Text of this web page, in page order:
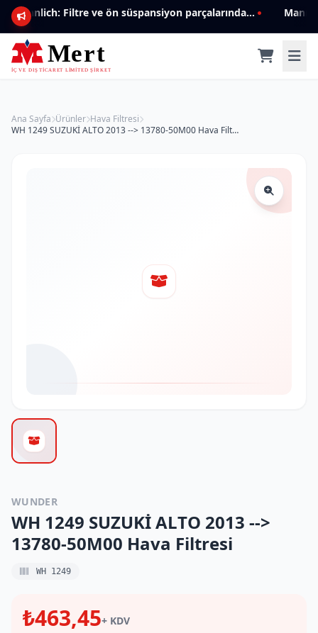
Mannlich: Filtre ve ön süspansiyon parçalarında genişleyen ürün yelpazesiyle kalite ve güven.
Ana Sayfa Ürünler Hava Filtresi
WH 1249 SUZUKİ ALTO 2013 --> 13780-50M00 Hava Filtresi
WUNDER
WH 1249 SUZUKİ ALTO 2013 -->
13780-50M00 Hava Filtresi
WH 1249
₺463,45+ KDV